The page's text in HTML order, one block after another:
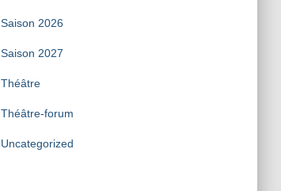
Saison 2026
Saison 2027
Théâtre
Théâtre-forum
Uncategorized